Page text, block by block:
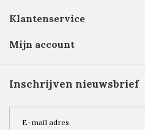
Klantenservice
Mijn account
Inschrijven nieuwsbrief